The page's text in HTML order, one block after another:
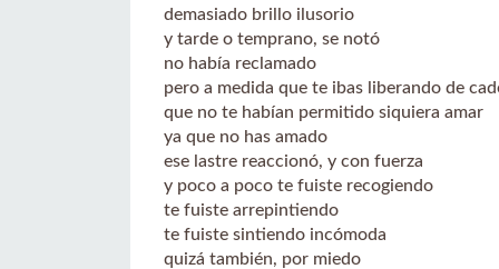
demasiado brillo ilusorio
y tarde o temprano, se notó
no había reclamado
pero a medida que te ibas liberando de
que no te habían permitido siquiera amar
ya que no has amado
ese lastre reaccionó, y con fuerza
y poco a poco te fuiste recogiendo
te fuiste arrepintiendo
te fuiste sintiendo incómoda
quizá también, por miedo